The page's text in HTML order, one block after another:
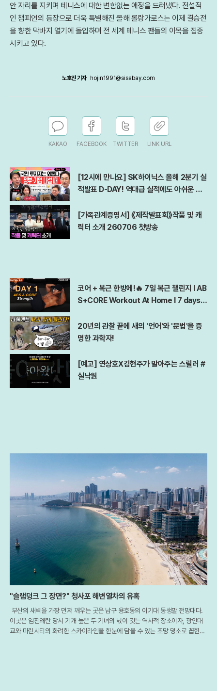
안 자리를 지키며 테니스에 대한 변함없는 애정을 드러냈다. 전설적
인 챔피언의 등장으로 더욱 특별해진 올해 롤랑가로스는 이제 결승전
을 향한 막바지 열기에 돌입하며 전 세계 테니스 팬들의 이목을 집중
시키고 있다.
노호진 기자 hojin1991@sisabay.com
KAKAO FACEBOOK TWITTER LINK URL
[12시에 만나요] SK하이닉스 올해 2분기 실
적발표 D-DAY! 역대급 실적에도 아쉬운 점
년 7월 29일 수요일
[가족관계증명서] 《제작발표회》작품 및 캐
릭터 소개 260706 첫방송
코어 + 복근 한방에!🔥 7일 복근 챌린지 l AB
S+CORE Workout At Home l 7 days A
20년의 관찰 끝에 새의 '언어'와 '문법'을 증
명한 과학자!
[예고] 연상호X김현주가 말아주는 스릴러 #
실낙원
"슬램덩크 그 장면?" 청사포 해변열차의 유혹
부산의 새벽을 가장 먼저 깨우는 곳은 남구 용호동의 이기대 동생말 전망대다.
이곳은 임진왜란 당시 기개 높은 두 기녀의 넋이 깃든 역사적 장소이자, 광안대
교와 마린시티의 화려한 스카이라인을 한눈에 담을 수 있는 조망 명소로 꼽힌다.